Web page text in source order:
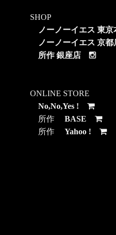
SHOP
ノーノーイエス 東京
ノーノーイエス 京都
所作 銀座店
ONLINE STORE
No,No,Yes !
所作 BASE
所作 Yahoo !